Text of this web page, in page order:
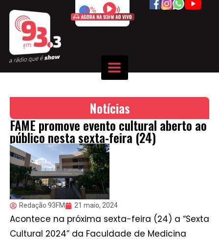
50%
Notícias
FAME promove evento cultural aberto ao
público nesta sexta-feira (24)
Redação 93FM 21 maio, 2024
Acontece na próxima sexta-feira (24) a “Sexta
Cultural 2024” da Faculdade de Medicina